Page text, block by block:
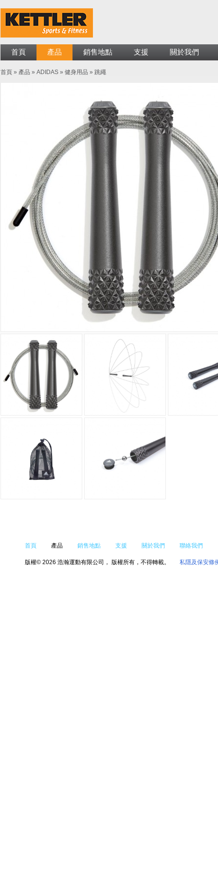
首頁 產品 銷售地點 支援 關於我們
首頁 » 產品 » ADIDAS » 健身用品 » 跳繩
首頁 產品 銷售地點 支援 關於我們 聯絡我們
版權© 2026 浩瀚運動有限公司， 版權所有，不得轉載。 私隱及保安條